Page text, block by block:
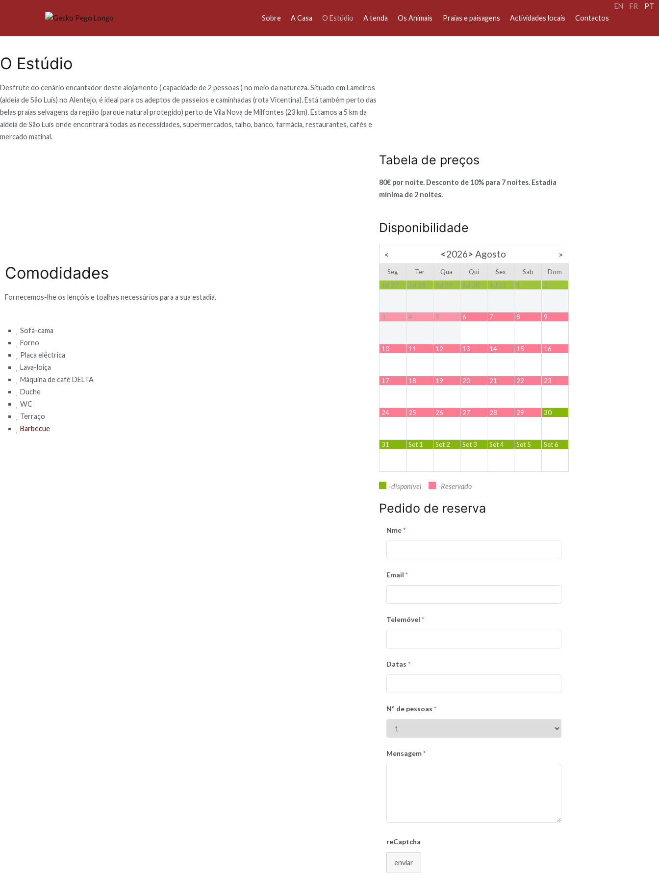
Sobre A Casa O Estúdio A tenda Os Animais Praias e paisagens Actividades locais Contactos
EN FR PT
O Estúdio
Desfrute do cenário encantador deste alojamento ( capacidade de 2 pessoas ) no meio da natureza. Situado em Lameiros
(aldeia de São Luís) no Alentejo, é ideal para os adeptos de passeios e caminhadas (rota Vicentina). Está também perto das
belas praias selvagens da região (parque natural protegido) perto de Vila Nova de Milfontes (23 km). Estamos a 5 km da
aldeia de São Luís onde encontrará todas as necessidades, supermercados, talho, banco, farmácia, restaurantes, cafés e
mercado matinal.
Comodidades
Fornecemos-lhe os lençóis e toalhas necessários para a sua estadia.
Sofá-cama
Forno
Placa eléctrica
Lava-loiça
Máquina de café DELTA
Duche
WC
Terraço
Barbecue
Tabela de preços
80€ por noite. Desconto de 10% para 7 noites. Estadia
mínima de 2 noites.
Disponibilidade
< <2026> Agosto >
Seg Ter Qua Qui Sex Sab
Dom
Jul 27
Jul 28 Jul 29 Jul 30 Jul 31 1 2
3 4 5 6 7 8 9
10 11 12 13 14 15 16
17 18 19 20 21 22 23
24 25 26 27 28 29 30
31 Set 1 Set 2 Set 3 Set 4 Set 5 Set 6
-disponível -Reservado
Pedido de reserva
Nme*
Email *
Telemóvel *
Datas *
Nº de pessoas *
Mensagem*
reCaptcha
enviar